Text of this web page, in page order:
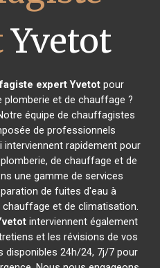
Yvetot
expert Yvetotpour
et de chauffage ?
équipe de chauffagistes
de professionnels
rapidement pour
de chauffage et de
une gamme de services
de fuites d'eau à
et de climatisation.
interviennent également
et les révisions de vos
disponibles 24h/24, 7j/7 pour